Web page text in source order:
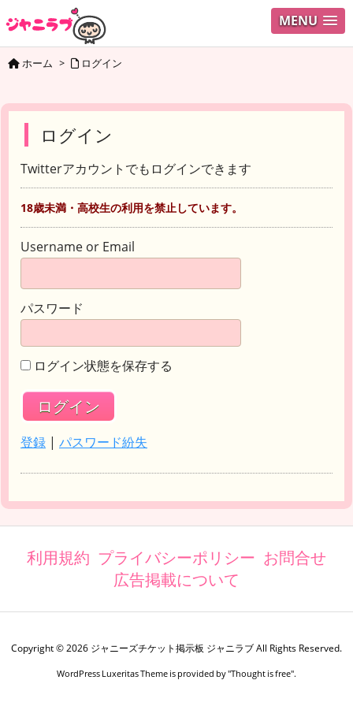
MENU
ホーム > ログイン
ログイン
Twitterアカウントでもログインできます
18歳未満・高校生の利用を禁止しています。
Username or Email
パスワード
ログイン状態を保存する
登録 | パスワード紛失
利用規約 プライバシーポリシー お問合せ
広告掲載について
Copyright ©2026 ジャニーズチケット掲示板 ジャニラブAll Rights Reserved.
WordPress Luxeritas Theme is provided by "Thought is free".